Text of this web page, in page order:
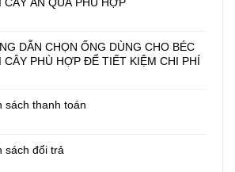
DẪN CHỌN ỐNG DÙNG CHO BÉC
PHÙ HỢP ĐỂ TIẾT KIỆM CHI PHÍ
sách thanh toán
sách đổi trả